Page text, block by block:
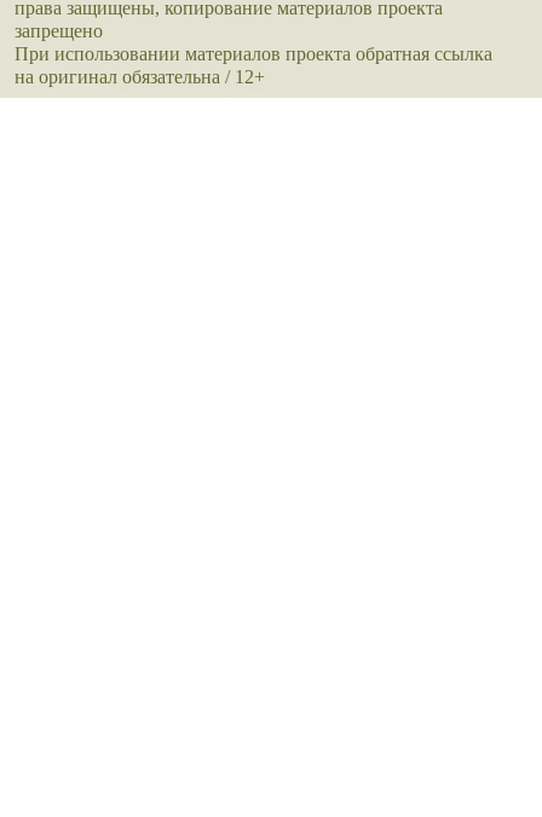
права защищены, копирование материалов проекта
запрещено
При использовании материалов проекта обратная ссылка
на оригинал обязательна / 12+